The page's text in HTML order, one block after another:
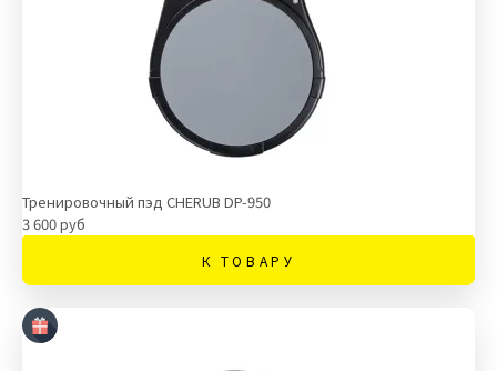
Тренировочный пэд CHERUB DP-950
3 600 руб
К ТОВАРУ